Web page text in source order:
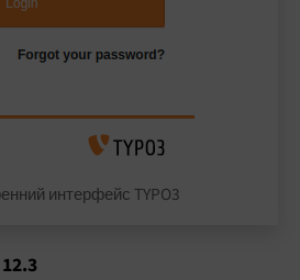
интерфейс TYPO3